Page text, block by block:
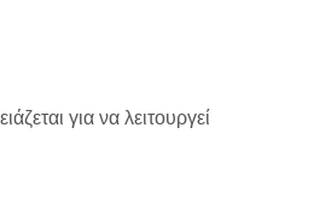
για να λειτουργεί